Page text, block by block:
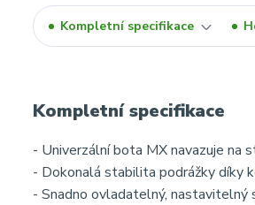
Kompletní specifikace
Kompletní specifikace
- Univerzální bota MX navazuje na
- Dokonalá stabilita podrážky díky
- Snadno ovladatelný, nastavitelný